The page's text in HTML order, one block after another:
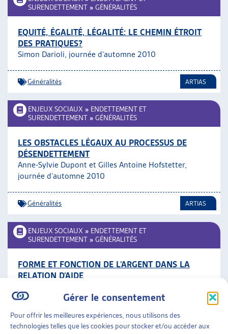
Gérer le consentement
Pour offrir les meilleures expériences, nous utilisons des
technologies telles que les cookies pour stocker et/ou accéder aux
SURENDETTEMENT » GÉNÉRALITÉS
EQUITÉ, ÉGALITÉ, LÉGALITÉ: LE CHEMIN ÉTROIT
DES PRATIQUES?
Simon Darioli, journée d’automne 2010
Généralités ARTIAS
ENJEUX SOCIAUX » ENDETTEMENT ET
SURENDETTEMENT » GÉNÉRALITÉS
LES OBSTACLES LÉGAUX AU PROCESSUS DE
DÉSENDETTEMENT
Anne-Sylvie Dupont et Gilles Antoine Hofstetter,
journée d’automne 2010
Généralités ARTIAS
ENJEUX SOCIAUX » ENDETTEMENT ET
SURENDETTEMENT » GÉNÉRALITÉS
FORME ET FONCTION DE L’ARGENT DANS LA
RELATION D’AIDE
Généralités,Travail social